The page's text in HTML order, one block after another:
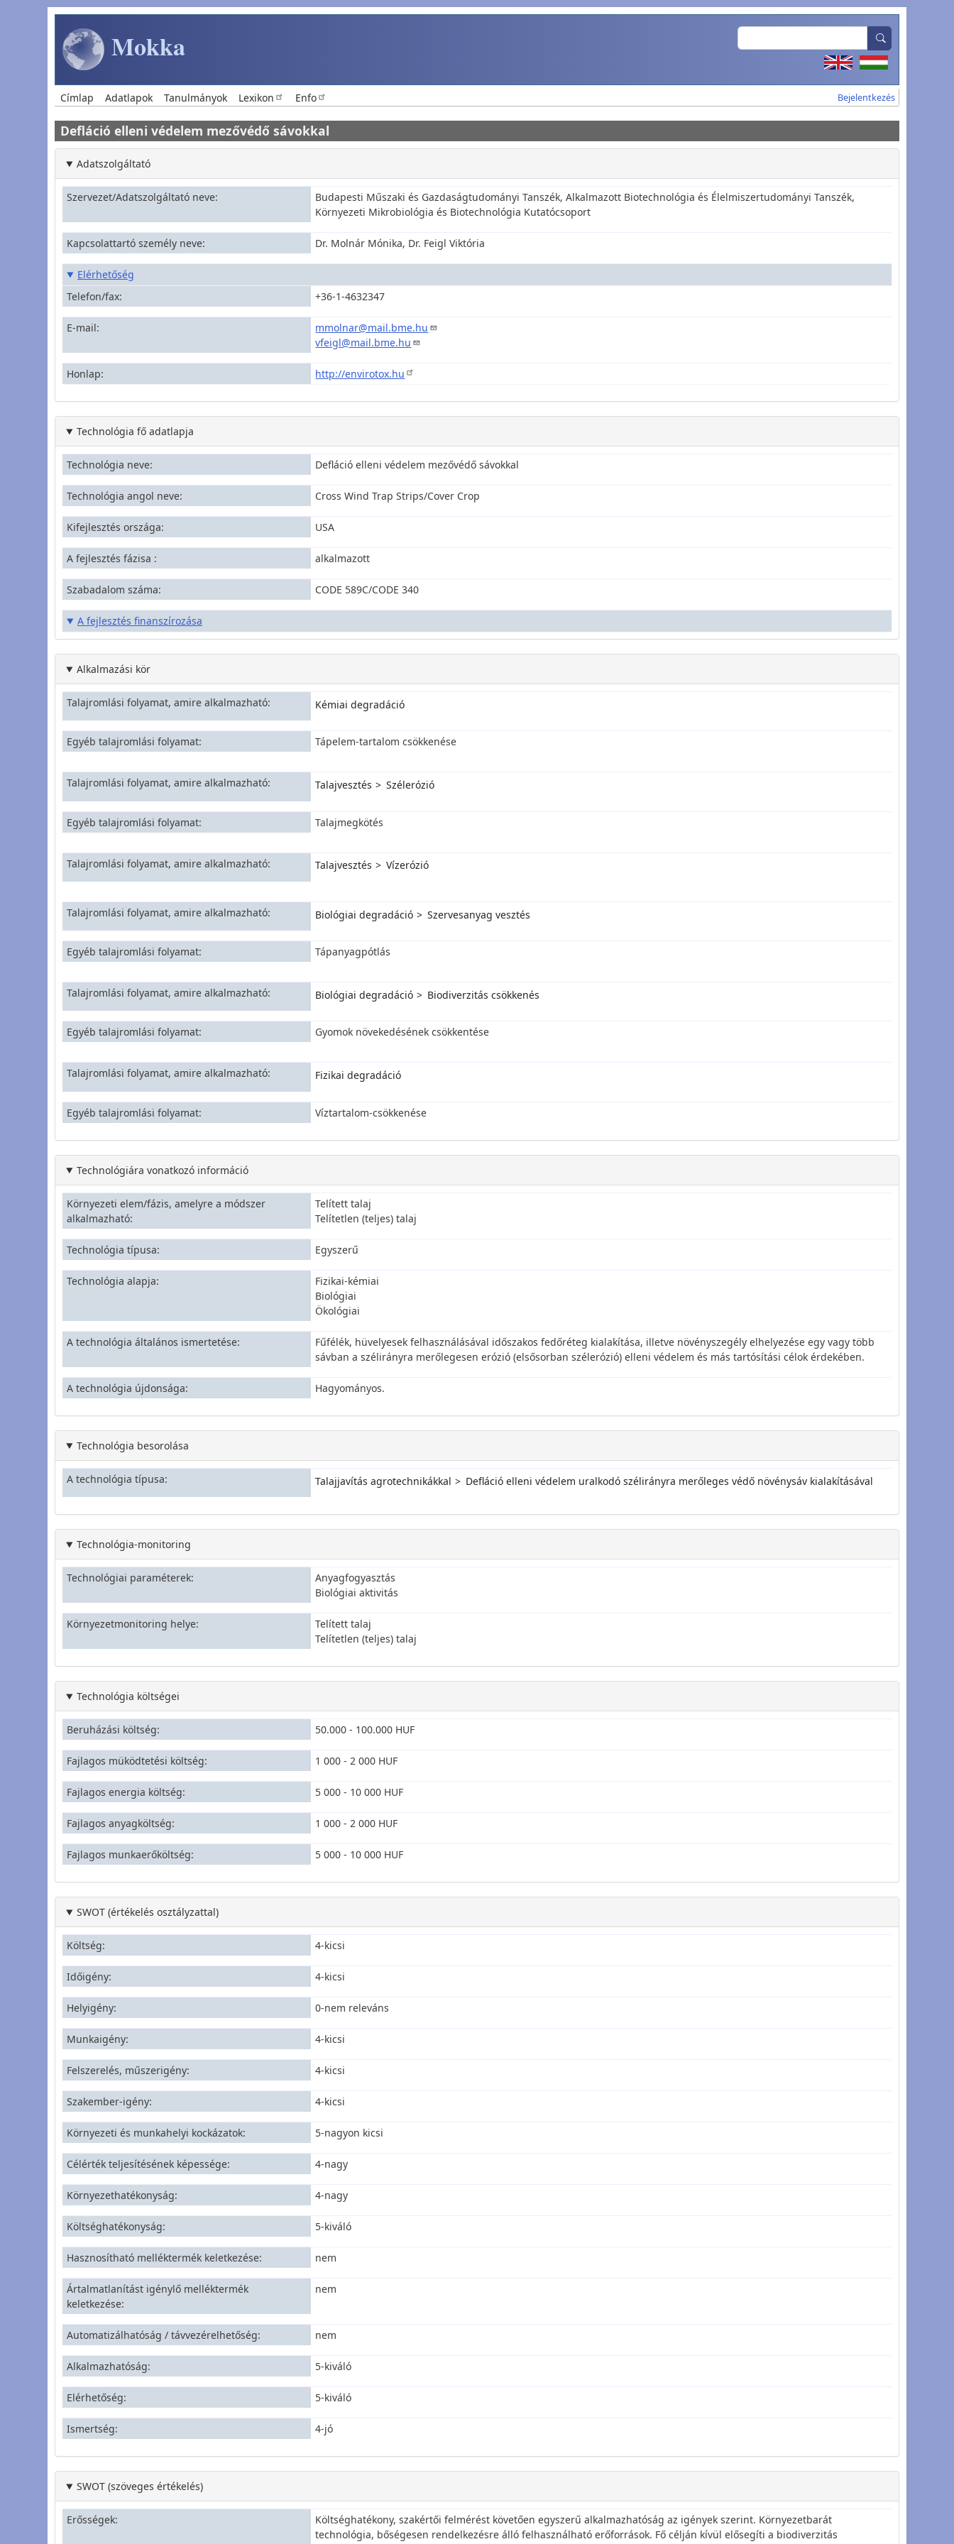
Ugrás a tartalomra
Mokka Search
Main navigation
Címlap Adatlapok Tanulmányok Lexikon Enfo User account
Bejelentkezés
Defláció elleni védelem mezővédő sávokkal
Adatszolgáltató
Szervezet/Adatszolgáltató neve
Budapesti Műszaki és Gazdaságtudományi Tanszék, Alkalmazott Biotechnológia és Élelmiszertudományi Tanszék,
Környezeti Mikrobiológia és Biotechnológia Kutatócsoport
Kapcsolattartó személy neve Dr. Molnár Mónika, Dr. Feigl Viktória
Elérhetőség
Telefon/fax
+36-1-4632347
E-mail
mmolnar@mail.bme.hu
vfeigl@mail.bme.hu
Honlap http://envirotox.hu
Technológia fő adatlapja
Technológia neve Defláció elleni védelem mezővédő sávokkal
Technológia angol neve Cross Wind Trap Strips/Cover Crop
Kifejlesztés országa USA
A fejlesztés fázisa alkalmazott
Szabadalom száma CODE 589C/CODE 340
A fejlesztés finanszírozása
Alkalmazási kör
Talajromlási folyamat, amire alkalmazható Kémiai degradáció
Egyéb talajromlási folyamat Tápelem-tartalom csökkenése
Talajromlási folyamat, amire alkalmazható Talajvesztés Szélerózió
Egyéb talajromlási folyamat Talajmegkötés
Talajromlási folyamat, amire alkalmazható Talajvesztés Vízerózió
Talajromlási folyamat, amire alkalmazható Biológiai degradáció Szervesanyag vesztés
Egyéb talajromlási folyamat Tápanyagpótlás
Talajromlási folyamat, amire alkalmazható Biológiai degradáció Biodiverzitás csökkenés
Egyéb talajromlási folyamat Gyomok növekedésének csökkentése
Talajromlási folyamat, amire alkalmazható Fizikai degradáció
Egyéb talajromlási folyamat Víztartalom-csökkenése
Technológiára vonatkozó információ
Környezeti elem/fázis, amelyre a módszer
alkalmazható
Telített talaj
Telítetlen (teljes) talaj
Technológia típusa Egyszerű
Technológia alapja
Fizikai-kémiai
Biológiai
Ökológiai
A technológia általános ismertetése
Fűfélék, hüvelyesek felhasználásával időszakos fedőréteg kialakítása, illetve növényszegély elhelyezése egy vagy több
sávban a szélirányra merőlegesen erózió (elsősorban szélerózió) elleni védelem és más tartósítási célok érdekében.
A technológia újdonsága Hagyományos.
Technológia besorolása
A technológia típusa Talajjavítás agrotechnikákkal Defláció elleni védelem uralkodó szélirányra merőleges védő növénysáv kialakításával
Technológia-monitoring
Technológiai paraméterek
Anyagfogyasztás
Biológiai aktivitás
Környezetmonitoring helye
Telített talaj
Telítetlen (teljes) talaj
Technológia költségei
Beruházási költség 50.000 - 100.000 HUF
Fajlagos müködtetési költség 1 000 - 2 000 HUF
Fajlagos energia költség 5 000 - 10 000 HUF
Fajlagos anyagköltség 1 000 - 2 000 HUF
Fajlagos munkaerőköltség 5 000 - 10 000 HUF
SWOT (értékelés osztályzattal)
Költség 4-kicsi
Időigény 4-kicsi
Helyigény 0-nem releváns
Munkaigény 4-kicsi
Felszerelés, műszerigény 4-kicsi
Szakember-igény 4-kicsi
Környezeti és munkahelyi kockázatok 5-nagyon kicsi
Célérték teljesítésének képessége 4-nagy
Környezethatékonyság 4-nagy
Költséghatékonyság 5-kiváló
Hasznosítható melléktermék keletkezése nem
Ártalmatlanítást igénylő melléktermék
keletkezése
nem
Automatizálhatóság / távvezérelhetőség nem
Alkalmazhatóság 5-kiváló
Elérhetőség 5-kiváló
Ismertség 4-jó
SWOT (szöveges értékelés)
Erősségek
Költséghatékony, szakértői felmérést követően egyszerű alkalmazhatóság az igények szerint. Környezetbarát
technológia, bőségesen rendelkezésre álló felhasználható erőforrások. Fő célján kívül elősegíti a biodiverzitás